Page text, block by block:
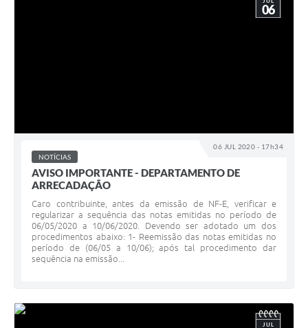
06 JUL 2020 - 17h34
06
NOTÍCIAS
AVISO IMPORTANTE - DEPARTAMENTO DE
ARRECADAÇÃO
Caro contribuinte, antes da emissão de NF-E, verificar e
regularizar a sequência das notas emitidas no período de
06/05/2020 a 10/06/2020. Devendo ser adotado um dos
procedimentos abaixo: 1- Reemissão das notas emitidas no
período de (06/05 a 10/06); após tal procedimento dar
sequência na emissão...
JUL